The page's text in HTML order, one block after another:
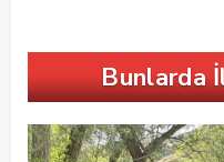
Bunlarda